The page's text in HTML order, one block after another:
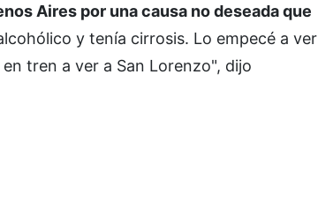
Aires por una causa no deseada que
y tenía cirrosis. Lo empecé a ver
tren a ver a San Lorenzo", dijo